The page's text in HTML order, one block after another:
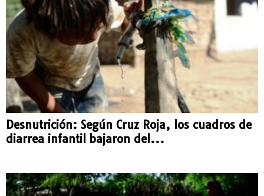
Desnutrición: Según Cruz Roja, los cuadros de
diarrea infantil bajaron del...